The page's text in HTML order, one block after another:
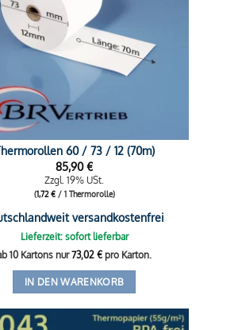
60 / 73 / 12 (70m)
85,90€
Zzgl. 19% USt.
(1,72€/ 1 Thermorolle)
versandkostenfrei
Lieferzeit: sofort lieferbar
10 Kartons nur73,02€ pro Karton.
IN DEN WARENKORB